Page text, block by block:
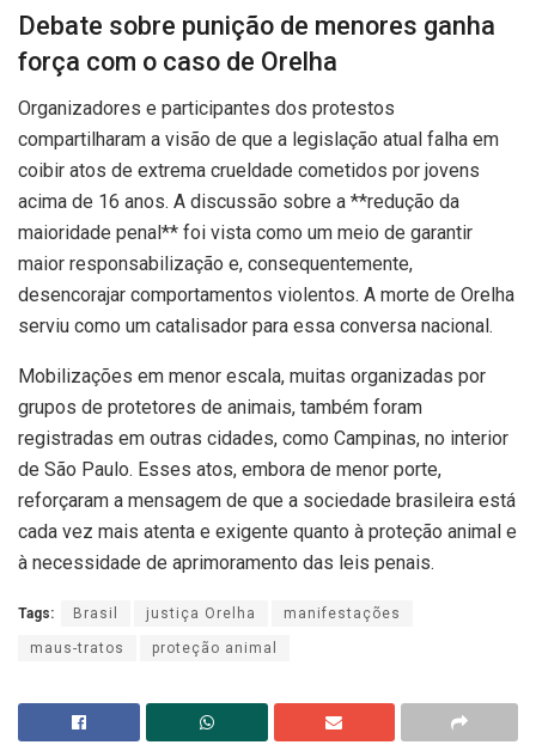
Debate sobre punição de menores ganha
força com o caso de Orelha
Organizadores e participantes dos protestos
compartilharam a visão de que a legislação atual falha em
coibir atos de extrema crueldade cometidos por jovens
acima de 16 anos. A discussão sobre a **redução da
maioridade penal** foi vista como um meio de garantir
maior responsabilização e, consequentemente,
desencorajar comportamentos violentos. A morte de Orelha
serviu como um catalisador para essa conversa nacional.
Mobilizações em menor escala, muitas organizadas por
grupos de protetores de animais, também foram
registradas em outras cidades, como Campinas, no interior
de São Paulo. Esses atos, embora de menor porte,
reforçaram a mensagem de que a sociedade brasileira está
cada vez mais atenta e exigente quanto à proteção animal e
à necessidade de aprimoramento das leis penais.
Tags: Brasil justiça Orelha manifestações
maus-tratos proteção animal